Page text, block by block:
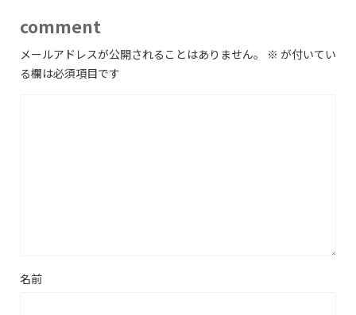
comment
メールアドレスが公開されることはありません。 ※ が付いてい
る欄は必須項目です
名前